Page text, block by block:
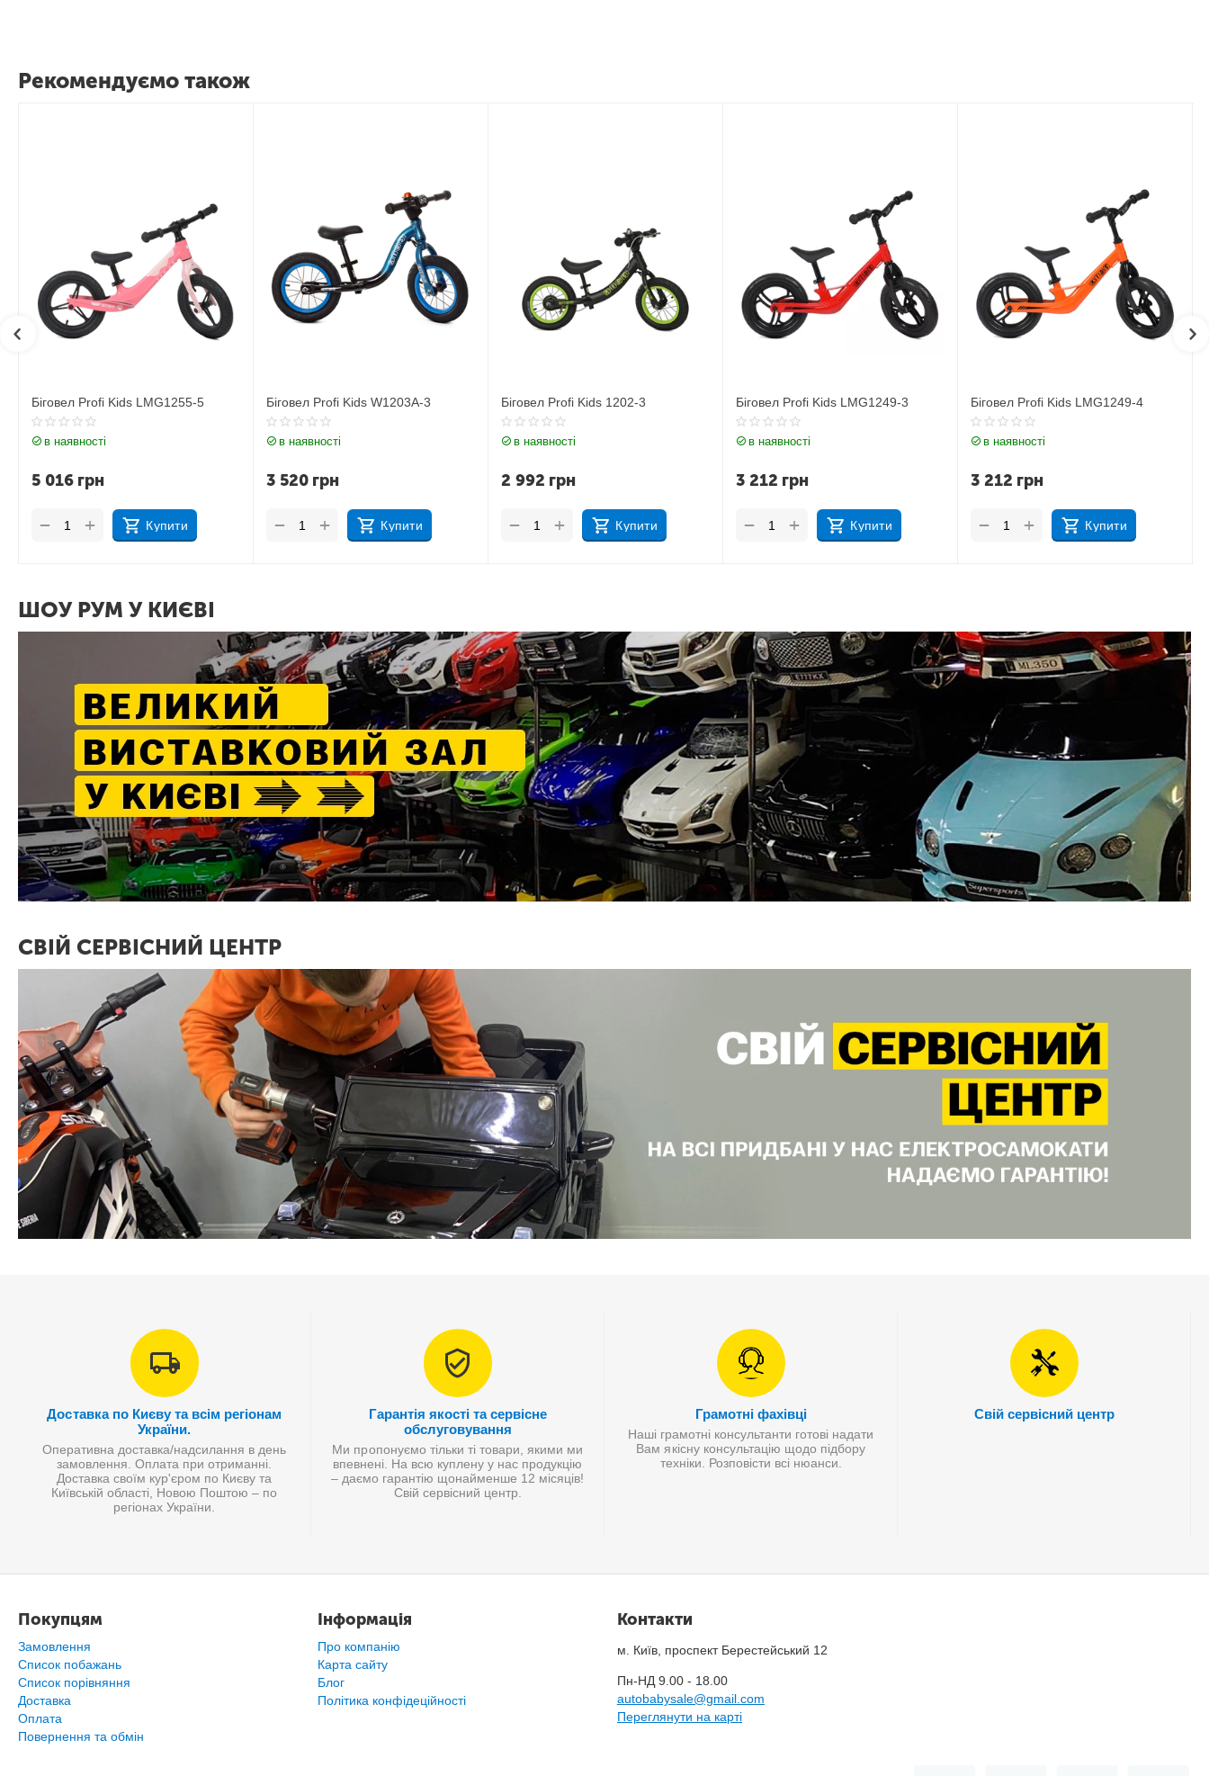
Рекомендуємо також
Біговел Profi Kids W1203A-3
в наявності
3 520 грн
Купити
+
−
Біговел Profi Kids 1202-3
в наявності
2 992 грн
Купити
+
−
Біговел Profi Kids LMG1249-3
в наявності
3 212 грн
Купити
+
−
Біговел Profi Kids LMG1249-4
в наявності
3 212 грн
Купити
+
−
Біговел Profi Kids LMG1249-5
в наявності
3 212 грн
Купити
+
−
ШОУ РУМ У КИЄВІ
СВІЙ СЕРВІСНИЙ ЦЕНТР
Доставка по Києву та всім регіонам
України.
Оперативна доставка/надсилання в день
замовлення. Оплата при отриманні.
Доставка своїм кур'єром по Києву та
Київській області, Новою Поштою – по
регіонах України.
Гарантія якості та сервісне
обслуговування
Ми пропонуємо тільки ті товари, якими ми
впевнені. На всю куплену у нас продукцію
– даємо гарантію щонайменше 12 місяців!
Свій сервісний центр.
Грамотні фахівці
Наші грамотні консультанти готові надати
Вам якісну консультацію щодо підбору
техніки. Розповісти всі нюанси.
Свій сервісний центр
Покупцям
Замовлення
Список побажань
Cписок порівняння
Доставка
Оплата
Повернення та обмін
Інформація
Про компанію
Карта сайту
Блог
Політика конфідеційності
Контакти
м. Київ, проспект Берестейський 12
Пн-НД 9.00 - 18.00
autobabysale@gmail.com
Переглянути на карті